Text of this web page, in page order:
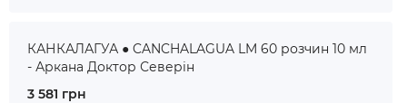
КАНКАЛАГУА ● CANCHALAGUA LM 60 розчин 10 мл
- Аркана Доктор Северін
3 581 грн